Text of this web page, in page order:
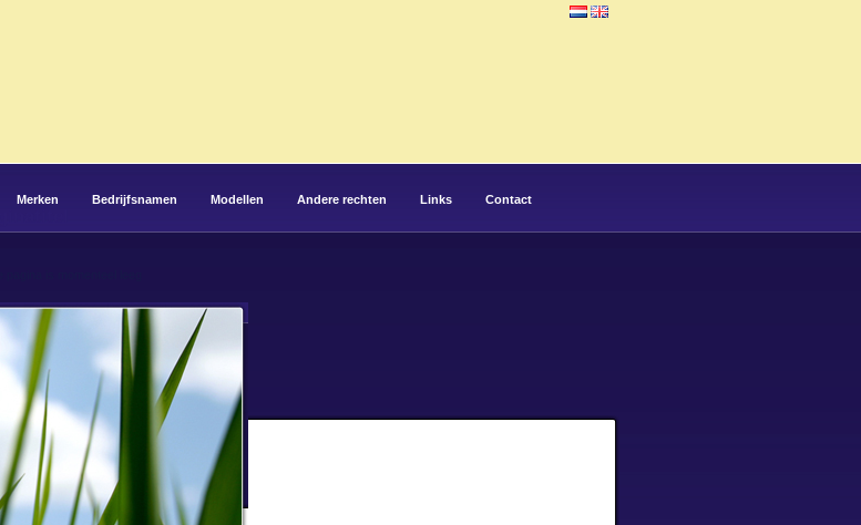
Merken Bedrijfsnamen Modellen Andere rechten Links Contact